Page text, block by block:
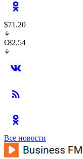
$71,20
€82,54
Все новости